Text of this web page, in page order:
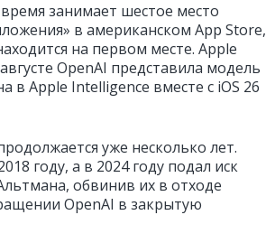
занимает шестое место
в американском App Store,
на первом месте. Apple
OpenAI представила модель
в Apple Intelligence вместе с iOS 26
уже несколько лет.
году, а в 2024 году подал иск
обвинив их в отходе
OpenAI в закрытую